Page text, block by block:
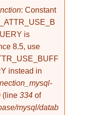
: Constant
is
8.5, use
instead in
(line 334 of
mysql/datab